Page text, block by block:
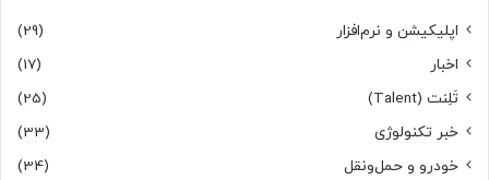
اپلیکیشن و نرم‌افزار
(29)
اخبار
(17)
تَلِنت (Talent)
(25)
خبر تکنولوژی
(33)
خودرو و حمل‌و‌نقل
(34)